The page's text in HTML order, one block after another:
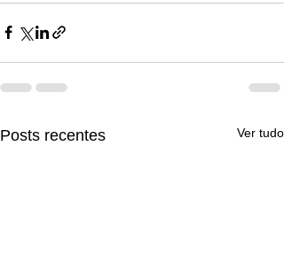
Posts recentes Ver tudo